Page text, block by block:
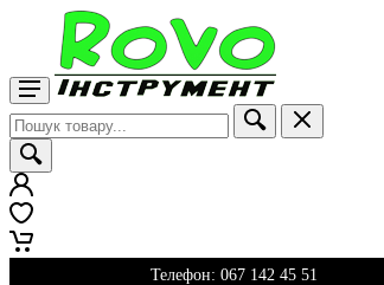
Телефон: 067 142 45 51